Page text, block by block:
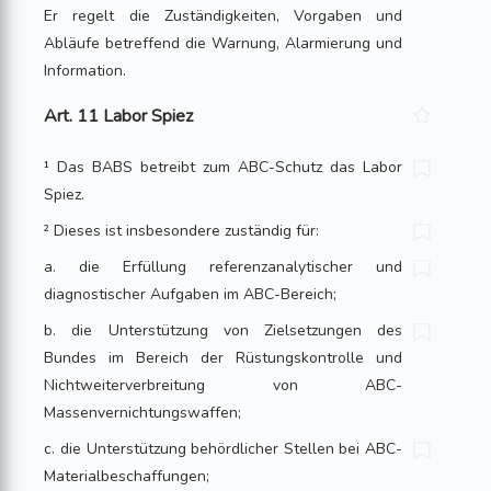
Er regelt die Zuständigkeiten, Vorgaben und
Abläufe betreffend die Warnung, Alarmierung und
Information.
Art. 11 Labor Spiez
¹ Das BABS betreibt zum ABC-Schutz das Labor
Spiez.
² Dieses ist insbesondere zuständig für:
a. die Erfüllung referenzanalytischer und
diagnostischer Aufgaben im ABC-Bereich;
b. die Unterstützung von Zielsetzungen des
Bundes im Bereich der Rüstungskontrolle und
Nichtweiterverbreitung von ABC-
Massenvernichtungswaffen;
c. die Unterstützung behördlicher Stellen bei ABC-
Materialbeschaffungen;